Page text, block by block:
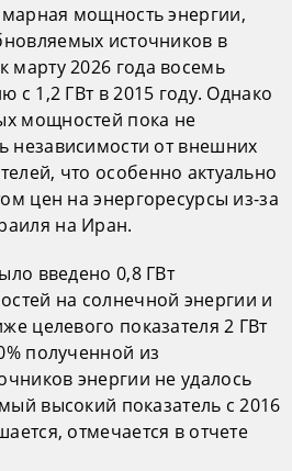
мощность энергии,
источников в
марту 2026 года восемь
с 1,2 ГВт в 2015 году. Однако
мощностей пока не
независимости от внешних
что особенно актуально
цен на энергоресурсы из-за
на Иран.
введено 0,8 ГВт
на солнечной энергии и
целевого показателя 2 ГВт
полученной из
энергии не удалось
высокий показатель с 2016
отмечается в отчете